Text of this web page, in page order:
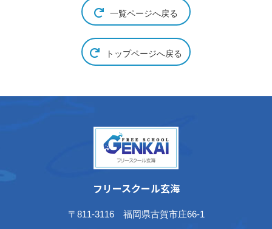
一覧ページへ戻る
トップページへ戻る
フリースクール玄海
〒811-3116 福岡県古賀市庄66-1